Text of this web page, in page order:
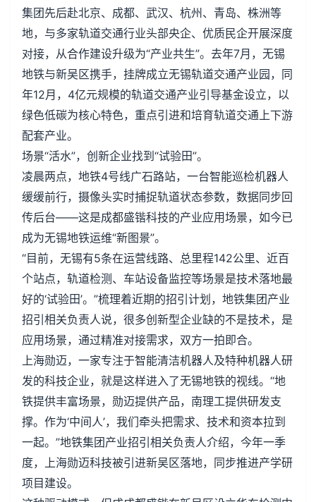
集团先后赴北京、成都、武汉、杭州、青岛、株洲等
地，与多家轨道交通行业头部央企、优质民企开展深度
对接，从合作建设升级为“产业共生”。去年7月，无锡
地铁与新吴区携手，挂牌成立无锡轨道交通产业园，同
年12月，4亿元规模的轨道交通产业引导基金设立，以
绿色低碳为核心特色，重点引进和培育轨道交通上下游
配套产业。
场景“活水”，创新企业找到“试验田”。
凌晨两点，地铁4号线广石路站，一台智能巡检机器人
缓缓前行，摄像头实时捕捉轨道状态参数，数据同步回
传后台——这是成都盛锴科技的产业应用场景，如今已
成为无锡地铁运维“新图景”。
“目前，无锡有5条在运营线路、总里程142公里、近百
个站点，轨道检测、车站设备监控等场景是技术落地最
好的‘试验田’。”梳理着近期的招引计划，地铁集团产业
招引相关负责人说，很多创新型企业缺的不是技术，是
应用场景，通过精准对接需求，双方一拍即合。
上海勋迈，一家专注于智能清洁机器人及特种机器人研
发的科技企业，就是这样进入了无锡地铁的视线。“地
铁提供丰富场景，勋迈提供产品，南理工提供研发支
撑。作为‘中间人’，我们牵头把需求、技术和资本拉到
一起。”地铁集团产业招引相关负责人介绍，今年一季
度，上海勋迈科技被引进新吴区落地，同步推进产学研
项目建设。